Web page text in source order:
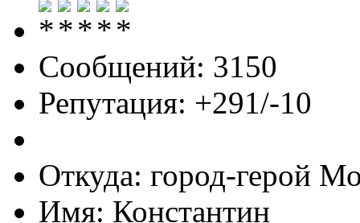
Сообщений: 3150
Репутация: +291/-10
Откуда: город-герой
Имя: Константин